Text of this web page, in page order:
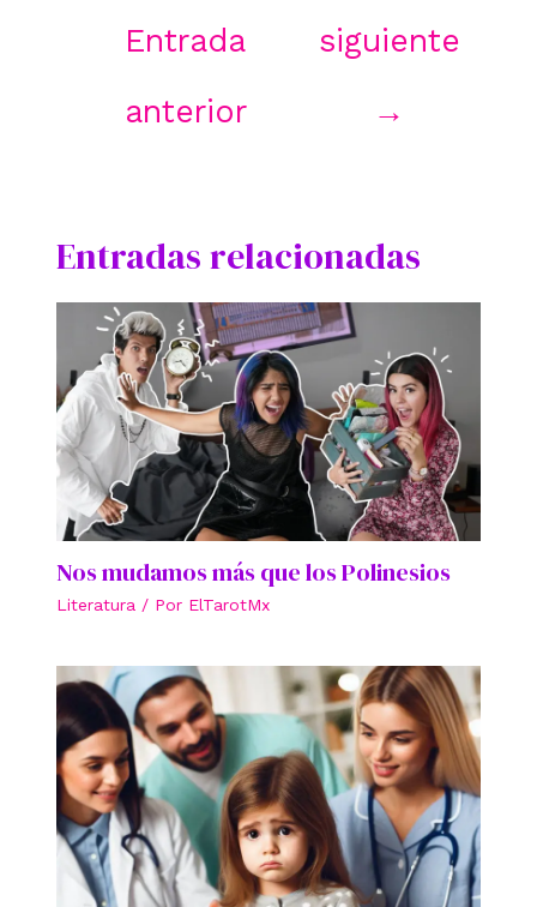
Entrada
anterior
siguiente
→
Entradas relacionadas
Nos mudamos más que los Polinesios
Literatura / Por ElTarotMx